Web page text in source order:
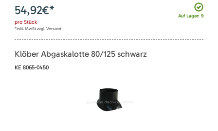
Auf Lager: 9
54,92€*
pro Stück
*inkl. MwSt zzgl. Versand
Klöber Abgaskalotte 80/125 schwarz
KE 8065-0450